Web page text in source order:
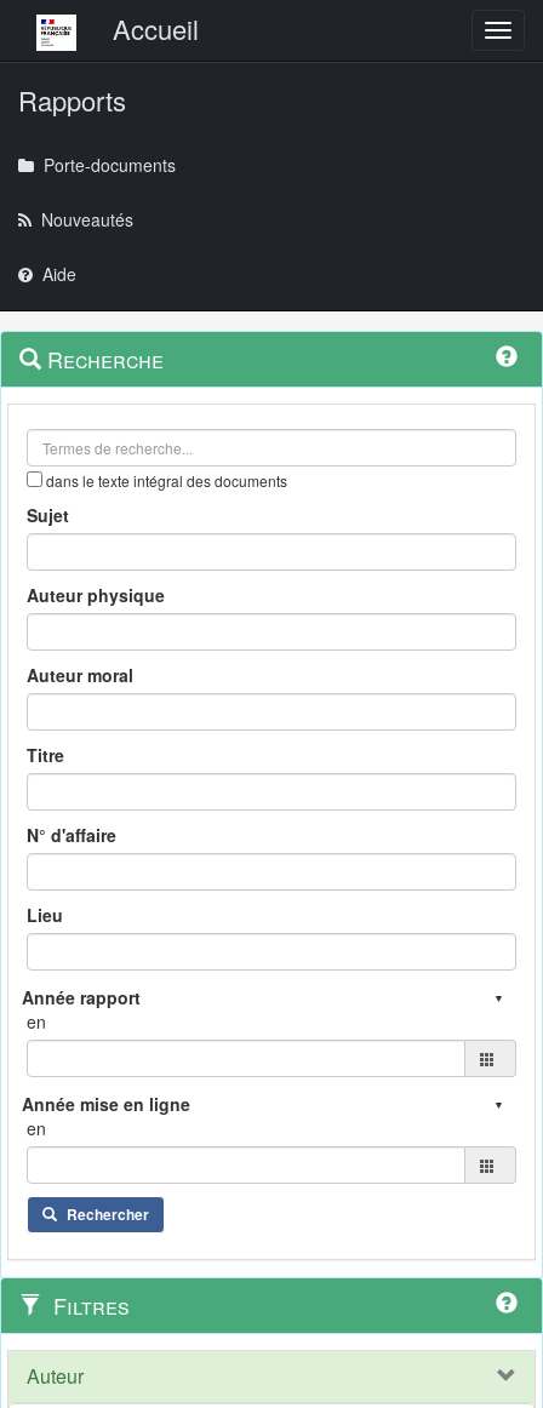
Menu principalAccueil
Rapports
Porte-documents
Nouveautés
Aide
Navigation
outils
Menu
contextuel
Recherche
dans le texte intégral des documents
Sujet
Auteur physique
Auteur moral
Titre
N° d'affaire
Lieu
en
en
Rechercher
Filtres
Auteur